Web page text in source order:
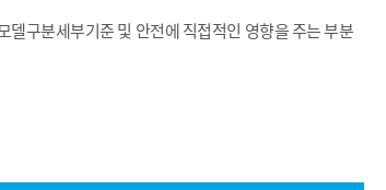
구분세부기준 및 안전에 직접적인 영향을 주는 부분